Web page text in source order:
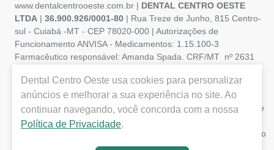
www.dentalcentrooeste.com.br | DENTAL CENTRO OESTE
LTDA | 36.900.926/0001-80 | Rua Treze de Junho, 815 Centro-
sul - Cuiabá -MT - CEP 78020-000 | Autorizações de
Funcionamento ANVISA - Medicamentos: 1.15.100-3
Farmacêutico responsável: Amanda Spada. CRF/MT nº 2631
Saúde: 8.26236-5 (516102253L8W) | Política de Privacidade e
Segurança - Fotos meramente ilustrativas - Os preços e
condições da loja virtual estão sujeitos a alterações. Em caso de
divergência de preços no site, o valor válido é o do Carrinho de
Compra. Não vendemos por atacado, por isso nos reservamos o
direito de não atender compras de grandes volumes pelo site.
Dental Centro Oeste usa cookies para personalizar
anúncios e melhorar a sua experiência no site. Ao
continuar navegando, você concorda com a nossa
Política de Privacidade.